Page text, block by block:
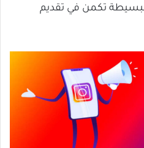
البسيطة تكمن في تقديم